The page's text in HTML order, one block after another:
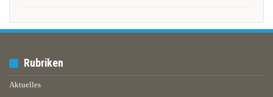
Rubriken
Aktuelles